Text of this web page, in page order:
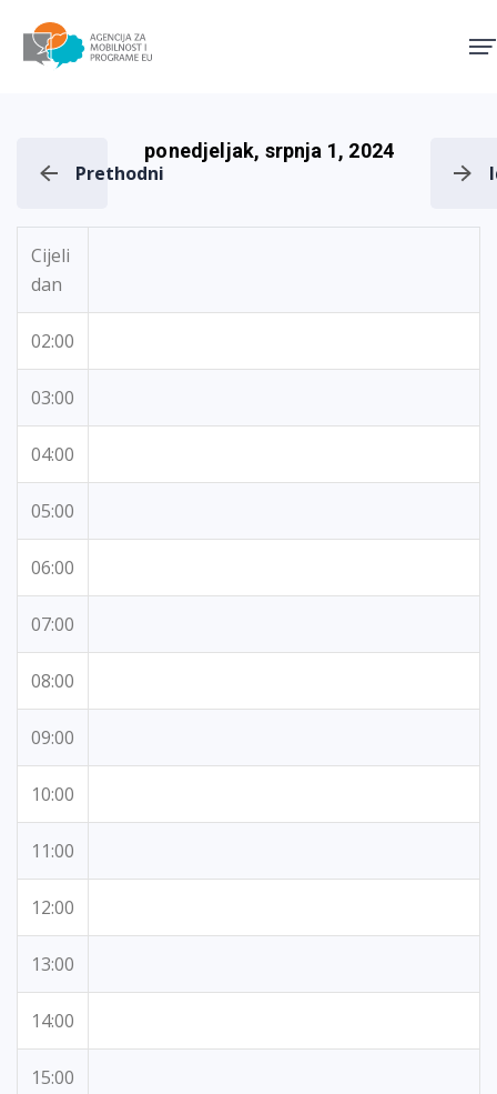
Prethodni
ponedjeljak, srpnja 1, 2024
Cijeli
dan
02:00
03:00
04:00
05:00
06:00
07:00
08:00
09:00
10:00
11:00
12:00
13:00
14:00
15:00